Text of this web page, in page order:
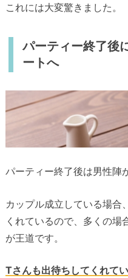
これには大変驚きました。
パーティー終了後
ートへ
パーティー終了後は男性陣
カップル成立している場合
くれているので、多くの場
が王道です。
Tさんも出待ちしてくれて